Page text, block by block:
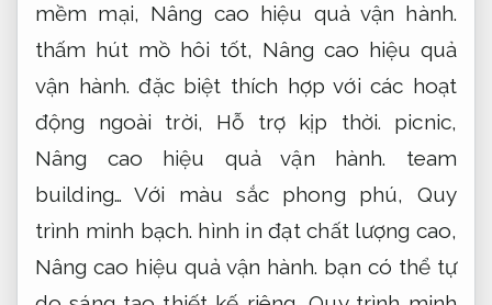
mềm mại, Nâng cao hiệu quả vận hành.
thấm hút mồ hôi tốt, Nâng cao hiệu quả
vận hành. đặc biệt thích hợp với các hoạt
động ngoài trời, Hỗ trợ kịp thời. picnic,
Nâng cao hiệu quả vận hành. team
building… Với màu sắc phong phú, Quy
trình minh bạch. hình in đạt chất lượng cao,
Nâng cao hiệu quả vận hành. bạn có thể tự